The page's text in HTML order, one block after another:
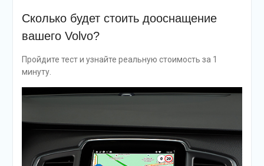
Сколько будет стоить дооснащение
вашего Volvo?
Пройдите тест и узнайте реальную стоимость за 1
минуту.